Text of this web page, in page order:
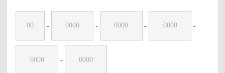
- - - -
-